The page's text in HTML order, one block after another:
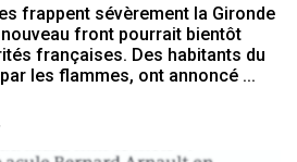
frappent sévèrement la Gironde
front pourrait bientôt
françaises. Des habitants du
les flammes, ont annoncé ...